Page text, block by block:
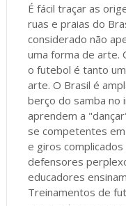
É fácil traçar as
ruas e praias do
considerado não
uma forma de arte.
o futebol é tanto
arte. O Brasil é
berço do samba no
aprendem a
se competentes
e giros
defensores
educadores
Treinamentos de